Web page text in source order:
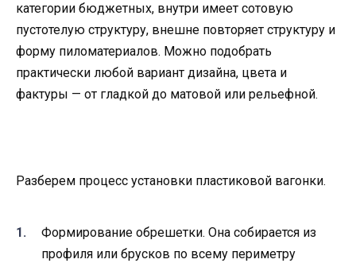
категории бюджетных, внутри имеет сотовую
пустотелую структуру, внешне повторяет структуру и
форму пиломатериалов. Можно подобрать
практически любой вариант дизайна, цвета и
фактуры — от гладкой до матовой или рельефной.
Разберем процесс установки пластиковой вагонки.
Формирование обрешетки. Она собирается из
профиля или брусков по всему периметру